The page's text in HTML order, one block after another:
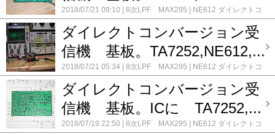
2018/07/21 09:10 8次LPF MAX295
NE612 ダイレクトコ
ンバージョン受信機基板
コメント(0)
ダイレクトコンバージョン受
信機 基板。TA7252,NE612,...
2018/07/21 05:34 8次LPF MAX295
NE612 ダイレクトコ
ンバージョン受信機基板
コメント(0)
ダイレクトコンバージョン受
信機 基板。ICに TA7252,...
2018/07/19 22:50 8次LPF MAX295
NE612 ダイレクトコ